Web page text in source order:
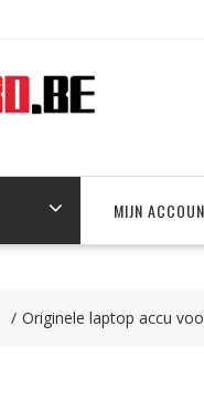
MIJN
Originele laptop accu